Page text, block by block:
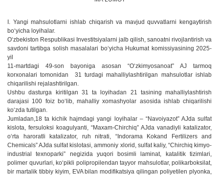
I. Yangi mahsulotlarni ishlab chiqarish va mavjud quvvatlarni kengaytirish
boʻyicha loyihalar.
Oʻzbekiston Respublikasi Investitsiyalarni jalb qilish, sanoatni rivojlantirish va
savdoni tartibga solish masalalari boʻyicha Hukumat komissiyasining 2025-
yil
11-martdagi 49-son bayoniga asosan “Oʻzkimyosanoat” AJ tarmoq
korxonalari tomonidan 31 turdagi mahalliylashtirilgan mahsulotlar ishlab
chiqarilishi rejalashtirilgan.
Ushbu dasturga kiritilgan 31 ta loyihadan 21 tasining mahalliylashtirish
darajasi 100 foiz boʻlib, mahalliy xomashyolar asosida ishlab chiqarilishi
koʻzda tutilgan.
Jumladan,18 ta kichik hajmdagi yangi loyihalar – “Navoiyazot” AJda sulfat
kislota, fersuloksi koagulyanti, “Maxam-Chirchiq” AJda vanadiyli katalizator,
oʻrta haroratli katalizator, ruh nitrati, “Indorama Kokand Fertilizers and
Chemicals” AJda sulfat kislotasi, ammoniy xlorid, sulfat kaliy, “Chirchiq kimyo-
industrial texnoparki” negizida yuqori bosimli laminat, katalitik tizimlari,
polimer quvurlari, koʻpikli polipropilendan tayyor mahsulotlar, polikarboksilat,
bir martalik tibbiy kiyim, EVA bilan modifikatsiya qilingan poliyetilen plyonka,